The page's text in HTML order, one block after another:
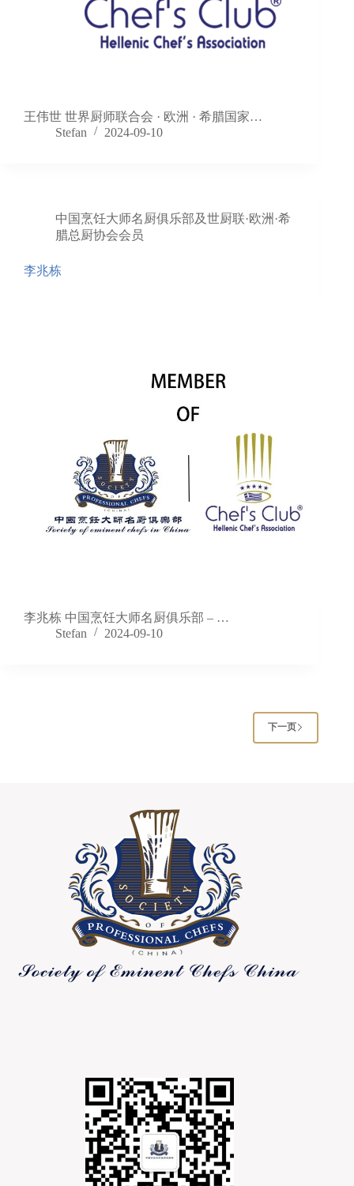
王伟世 世界厨师联合会 · 欧洲 · 希腊国家…
Stefan
2024-09-10
中国烹饪大师名厨俱乐部及世厨联·欧洲·希
腊总厨协会会员
李兆栋
李兆栋 中国烹饪大师名厨俱乐部 – …
Stefan
2024-09-10
下一页